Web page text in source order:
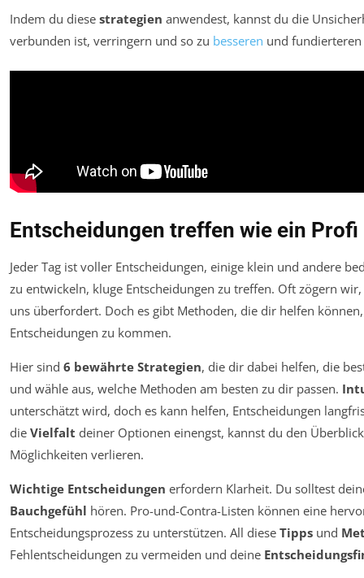
Indem du diese strategien anwendest, kannst du die
verbunden ist, verringern und so zu besseren und fundierteren
Entscheidungen treffen wie ein Profi
Jeder Tag ist voller Entscheidungen, einige klein und andere
zu entwickeln, kluge Entscheidungen zu treffen. Oft zögern
uns überfordert. Doch es gibt Methoden, die dir helfen
Entscheidungen zu kommen.
Hier sind 6 bewährte Strategien, die dir dabei helfen, die
und wähle aus, welche Methoden am besten zu dir passen.
unterschätzt wird, doch es kann helfen, Entscheidungen
die Vielfalt deiner Optionen einengst, kannst du den
Möglichkeiten verlieren.
Wichtige Entscheidungen erfordern Klarheit. Du solltest
Bauchgefühl hören. Pro-und-Contra-Listen können eine
Entscheidungsprozess zu unterstützen. All diese Tipps und
Fehlentscheidungen zu vermeiden und deine